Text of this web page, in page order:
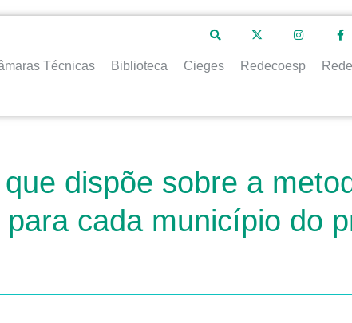
Técnicas Biblioteca Cieges Redecoesp
dispõe sobre a
cada município do